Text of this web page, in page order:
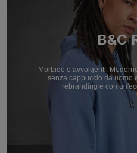
B&C
Morbide e avvolgenti.
senza cappuccio da uomo
rebranding e con